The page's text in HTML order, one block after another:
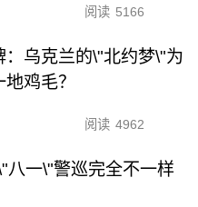
阅读 5166
：乌克兰的\"北约梦\"为
鸡毛？
阅读 4962
八一\"警巡完全不一样